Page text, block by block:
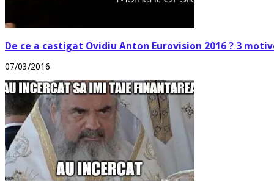
De ce a castigat Ovidiu Anton Eurovision 2016 ? 3
07/03/2016